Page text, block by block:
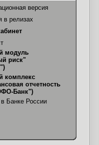
версия
в релизах
модуль
риск"
комплекс
отчетность
Банк")
Банке России